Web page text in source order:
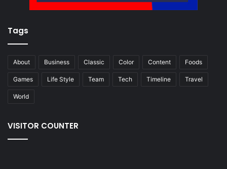
Tags
About Business Classic Color Content Foods
Games Life Style Team Tech Timeline Travel
World
VISITOR COUNTER